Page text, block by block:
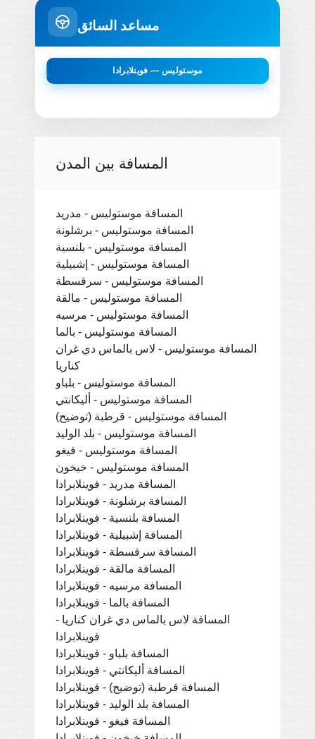
مساعد السائق
موستوليس — فوينلابرادا
المسافة بين المدن
المسافة موستوليس - مدريد
المسافة موستوليس - برشلونة
المسافة موستوليس - بلنسية
المسافة موستوليس - إشبيلية
المسافة موستوليس - سرقسطة
المسافة موستوليس - مالقة
المسافة موستوليس - مرسيه
المسافة موستوليس - بالما
المسافة موستوليس - لاس بالماس دي غران
كناريا
المسافة موستوليس - بلباو
المسافة موستوليس - أليكانتي
المسافة موستوليس - قرطبة (توضيح)
المسافة موستوليس - بلد الوليد
المسافة موستوليس - فيغو
المسافة موستوليس - خيخون
المسافة مدريد - فوينلابرادا
المسافة برشلونة - فوينلابرادا
المسافة بلنسية - فوينلابرادا
المسافة إشبيلية - فوينلابرادا
المسافة سرقسطة - فوينلابرادا
المسافة مالقة - فوينلابرادا
المسافة مرسيه - فوينلابرادا
المسافة بالما - فوينلابرادا
المسافة لاس بالماس دي غران كناريا -
فوينلابرادا
المسافة بلباو - فوينلابرادا
المسافة أليكانتي - فوينلابرادا
المسافة قرطبة (توضيح) - فوينلابرادا
المسافة بلد الوليد - فوينلابرادا
المسافة فيغو - فوينلابرادا